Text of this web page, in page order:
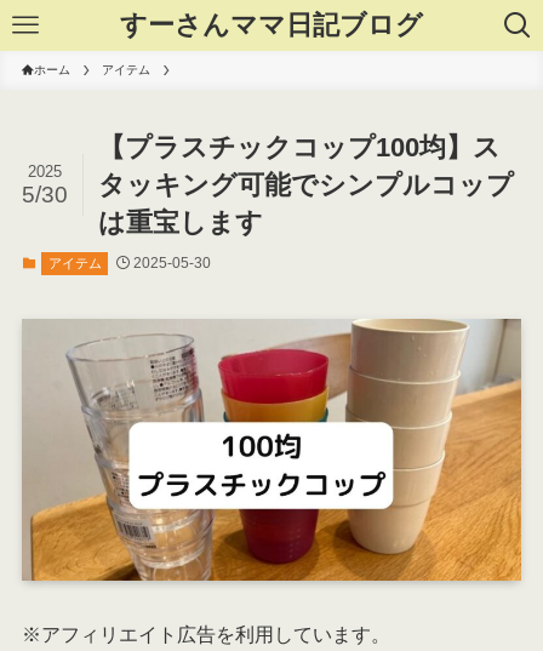
すーさんママ日記ブログ
ホーム アイテム
【プラスチックコップ100均】ス
タッキング可能でシンプルコップ
は重宝します
2025
5/30
アイテム 2025-05-30
※アフィリエイト広告を利用しています。